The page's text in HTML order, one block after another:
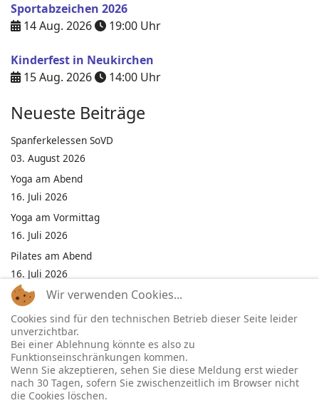
Sportabzeichen 2026
14 Aug. 2026
19:00 Uhr
Kinderfest in Neukirchen
15 Aug. 2026
14:00 Uhr
Neueste Beiträge
Spanferkelessen SoVD
03. August 2026
Yoga am Abend
16. Juli 2026
Yoga am Vormittag
16. Juli 2026
Pilates am Abend
16. Juli 2026
Jumping Fitness Intervall
16. Juli 2026
Jumping Fitness Erwachsene
16. Juli 2026
Kinderfest in Neukirchen
16. Juli 2026
Wir verwenden Cookies...
Cookies sind für den technischen Betrieb dieser Seite leider
unverzichtbar.
Bei einer Ablehnung könnte es also zu
Funktionseinschränkungen kommen.
Wenn Sie akzeptieren, sehen Sie diese Meldung erst wieder
nach 30 Tagen, sofern Sie zwischenzeitlich im Browser nicht
die Cookies löschen.